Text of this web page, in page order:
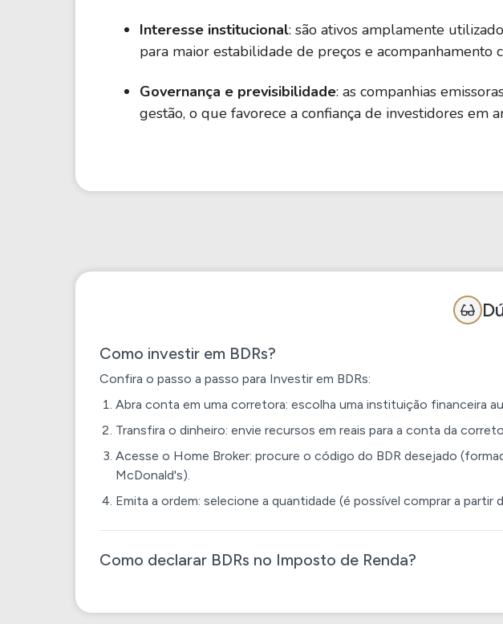
Interesse institucional: são ativos amplamente
para maior estabilidade de preços e acompanhamento
Governança e previsibilidade: as companhias
gestão, o que favorece a confiança de investidores em
Como investir em BDRs?
Confira o passo a passo para Investir em BDRs:
Abra conta em uma corretora: escolha uma instituição financeira
Transfira o dinheiro: envie recursos em reais para a conta da
Acesse o Home Broker: procure o código do BDR desejado
McDonald's).
Emita a ordem: selecione a quantidade (é possível comprar a partir
Como declarar BDRs no Imposto de Renda​?